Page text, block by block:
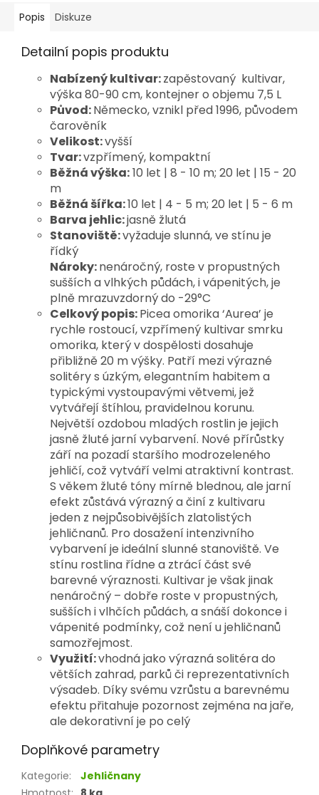
Popis Diskuze
Detailní popis produktu
Nabízený kultivar:zapěstovaný kultivar,
výška 80-90 cm, kontejner o objemu 7,5 L
Původ:Německo,vznikl před 1996, původem
čarověník
Velikost:vyšší
Tvar:vzpřímený, kompaktní
Běžná výška:10 let | 8 - 10 m; 20 let | 15 - 20
m
Běžná šířka:10 let | 4 - 5 m; 20 let | 5 - 6 m
Barva jehlic:jasně žlutá
Stanoviště:vyžaduje slunná, ve stínu je
řídký
Nároky:nenáročný, roste v propustných
sušších a vlhkých půdách, i vápenitých, je
plně mrazuvzdorný do -29°C
Celkový popis:Picea omorika ‘Aurea’ je
rychle rostoucí, vzpřímený kultivar smrku
omorika, který v dospělosti dosahuje
přibližně 20 m výšky. Patří mezi výrazné
solitéry s úzkým, elegantním habitem a
typickými vystoupavými větvemi, jež
Největší ozdobou mladých rostlin je jejich
jasně žluté jarní vybarvení. Nové přírůstky
září na pozadí staršího modrozeleného
jehličí, což vytváří velmi atraktivní kontrast.
S věkem žluté tóny mírně blednou, ale jarní
efekt zůstává výrazný a činí z kultivaru
jeden z nejpůsobivějších zlatolistých
jehličnanů. Pro dosažení intenzivního
vybarvení je ideální slunné stanoviště. Ve
stínu rostlina řídne a ztrácí část své
barevné výraznosti. Kultivar je však jinak
nenáročný – dobře roste v propustných,
sušších i vlhčích půdách, a snáší dokonce i
vápenité podmínky, což není u jehličnanů
samozřejmost.
Využití:vhodná jako výrazná solitéra do
větších zahrad, parků či reprezentativních
výsadeb. Díky svému vzrůstu a barevnému
efektu přitahuje pozornost zejména na jaře,
ale dekorativní je po celý
Doplňkové parametry
Kategorie:
Jehličnany